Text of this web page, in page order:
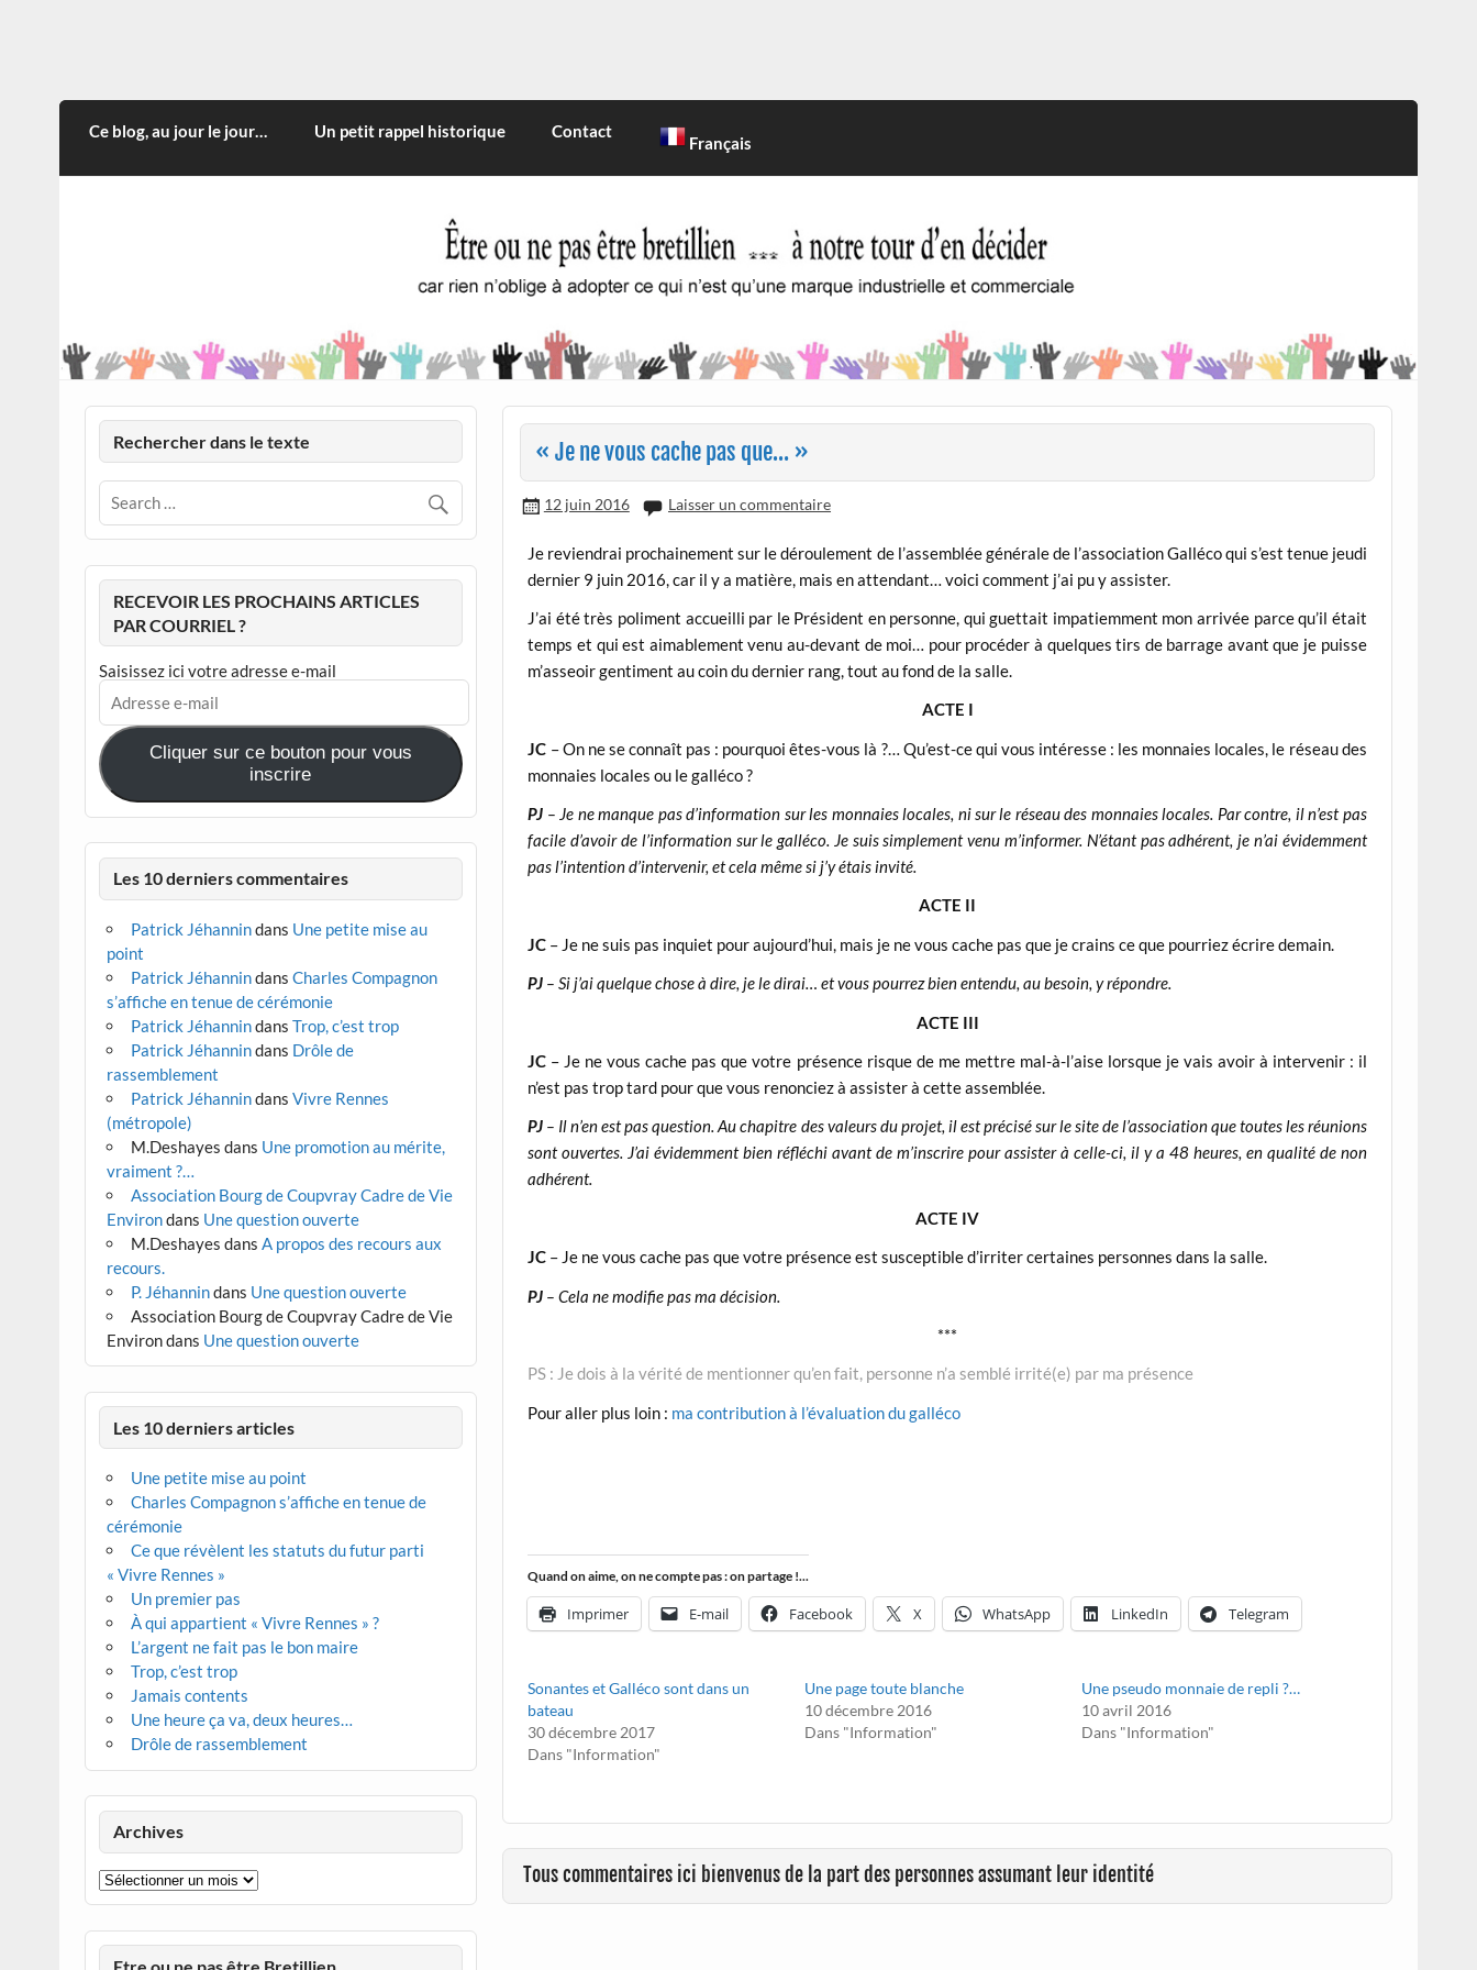
CITOYEN D'ILLE-ET-VILAINE
Ce blog, au jour le jour… Un petit rappel historique Contact
Français
« Je ne vous cache pas que… »
12 juin 2016 Laisser un commentaire
Je reviendrai prochainement sur le déroulement de l’assemblée générale de l’association Galléco qui s’est tenue jeudi
dernier 9 juin 2016, car il y a matière, mais en attendant… voici comment j’ai pu y assister.
J’ai été très poliment accueilli par le Président en personne, qui guettait impatiemment mon arrivée parce qu’il était
temps et qui est aimablement venu au-devant de moi… pour procéder à quelques tirs de barrage avant que je puisse
m’asseoir gentiment au coin du dernier rang, tout au fond de la salle.
ACTE I
JC – On ne se connaît pas : pourquoi êtes-vous là ?… Qu’est-ce qui vous intéresse : les monnaies locales, le réseau des
monnaies locales ou le galléco ?
PJ – Je ne manque pas d’information sur les monnaies locales, ni sur le réseau des monnaies locales. Par contre, il n’est pas
facile d’avoir de l’information sur le galléco. Je suis simplement venu m’informer. N’étant pas adhérent, je n’ai évidemment
pas l’intention d’intervenir, et cela même si j’y étais invité.
ACTE II
JC – Je ne suis pas inquiet pour aujourd’hui, mais je ne vous cache pas que je crains ce que pourriez écrire demain.
PJ – Si j’ai quelque chose à dire, je le dirai… et vous pourrez bien entendu, au besoin, y répondre.
ACTE III
JC – Je ne vous cache pas que votre présence risque de me mettre mal-à-l’aise lorsque je vais avoir à intervenir : il
n’est pas trop tard pour que vous renonciez à assister à cette assemblée.
PJ – Il n’en est pas question. Au chapitre des valeurs du projet, il est précisé sur le site de l’association que toutes les réunions
sont ouvertes. J’ai évidemment bien réfléchi avant de m’inscrire pour assister à celle-ci, il y a 48 heures, en qualité de non
adhérent.
ACTE IV
JC – Je ne vous cache pas que votre présence est susceptible d’irriter certaines personnes dans la salle.
PJ – Cela ne modifie pas ma décision.
***
PS : Je dois à la vérité de mentionner qu’en fait, personne n’a semblé irrité(e) par ma présence
Pour aller plus loin : ma contribution à l’évaluation du galléco
Quand on aime, on ne compte pas : on partage !...
Imprimer E-mail Facebook X WhatsApp LinkedIn Telegram
Sonantes et Galléco sont dans un
bateau
30 décembre 2017
Dans "Information"
Une page toute blanche
10 décembre 2016
Dans "Information"
Une pseudo monnaie de repli ?…
10 avril 2016
Dans "Information"
Tous commentaires ici bienvenus de la part des personnes assumant leur identité
Rechercher dans le texte
RECEVOIR LES PROCHAINS ARTICLES
PAR COURRIEL ?
Saisissez ici votre adresse e-mail
Adresse
e-
mail
Cliquer sur ce bouton pour vous
inscrire
Les 10 derniers commentaires
Patrick Jéhannindans Une petite mise au
point
Patrick Jéhannindans Charles Compagnon
s’affiche en tenue de cérémonie
Patrick Jéhannindans Trop, c’est trop
Patrick Jéhannindans Drôle de
rassemblement
Patrick Jéhannindans Vivre Rennes
(métropole)
M.Deshayes dans Une promotion au mérite,
vraiment ?…
Association Bourg de Coupvray Cadre de Vie
Environdans Une question ouverte
M.Deshayes dans A propos des recours aux
recours.
P. Jéhannindans Une question ouverte
Association Bourg de Coupvray Cadre de Vie
Environdans Une question ouverte
Les 10 derniers articles
Une petite mise au point
Charles Compagnon s’affiche en tenue de
cérémonie
Ce que révèlent les statuts du futur parti
« Vivre Rennes »
Un premier pas
À qui appartient « Vivre Rennes » ?
L’argent ne fait pas le bon maire
Trop, c’est trop
Jamais contents
Une heure ça va, deux heures…
Drôle de rassemblement
Archives
Archives
Etre ou ne pas être Bretillien